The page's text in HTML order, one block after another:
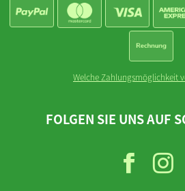
Welche Zahlungsmöglichkeit
FOLGEN SIE UNS AUF